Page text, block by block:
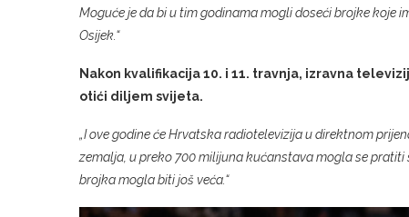
Moguće je da bi u tim godinama mogli doseći brojke koje
Osijek.“
Nakon kvalifikacija 10. i 11. travnja, izravna
otići diljem svijeta.
„I ove godine će Hrvatska radiotelevizija u direktnom
zemalja, u preko 700 milijuna kućanstava mogla se
brojka mogla biti još veća.“